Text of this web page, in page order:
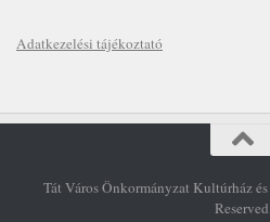
Adatkezelési tájékoztató
Tát Város Önkormányzat Kultúrház
Reserved.